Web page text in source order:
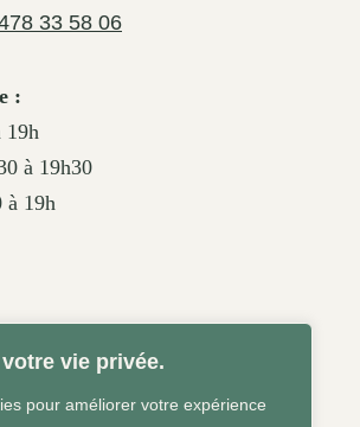
vie privée.
pour améliorer votre expérience
33 58 06
:
19h
à 19h30
à 19h